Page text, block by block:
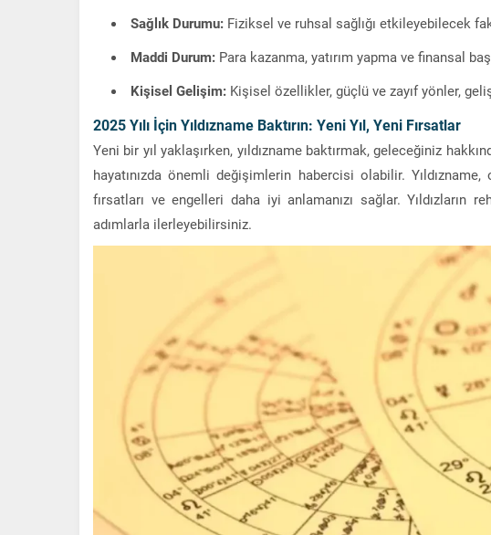
Sağlık Durumu: Fiziksel ve ruhsal sağlığı etkileyebilecek
Maddi Durum: Para kazanma, yatırım yapma ve finansal
Kişisel Gelişim: Kişisel özellikler, güçlü ve zayıf yönler,
2025 Yılı İçin Yıldızname Baktırın: Yeni Yıl, Yeni Fırsatlar
Yeni bir yıl yaklaşırken, yıldızname baktırmak, geleceğiniz
hayatınızda önemli değişimlerin habercisi olabilir.
fırsatları ve engelleri daha iyi anlamanızı sağlar. Yıldızların
adımlarla ilerleyebilirsiniz.